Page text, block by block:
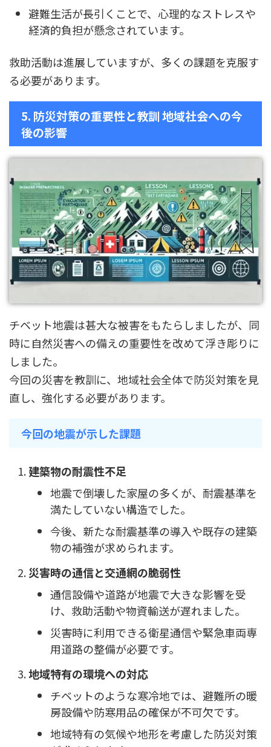
避難生活が長引くことで、心理的なストレスや
経済的負担が懸念されています。
救助活動は進展していますが、多くの課題を克服す
る必要があります。
5. 防災対策の重要性と教訓 地域社会への今
後の影響
チベット地震は甚大な被害をもたらしましたが、同
時に自然災害への備えの重要性を改めて浮き彫りに
しました。
今回の災害を教訓に、地域社会全体で防災対策を見
直し、強化する必要があります。
今回の地震が示した課題
建築物の耐震性不足
地震で倒壊した家屋の多くが、耐震基準を
満たしていない構造でした。
今後、新たな耐震基準の導入や既存の建築
物の補強が求められます。
災害時の通信と交通網の脆弱性
通信設備や道路が地震で大きな影響を受
け、救助活動や物資輸送が遅れました。
災害時に利用できる衛星通信や緊急車両専
用道路の整備が必要です。
地域特有の環境への対応
チベットのような寒冷地では、避難所の暖
房設備や防寒用品の確保が不可欠です。
地域特有の気候や地形を考慮した防災対策